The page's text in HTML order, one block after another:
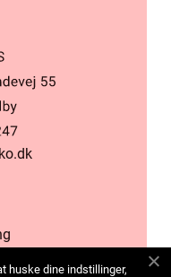
huske dine indstillinger,